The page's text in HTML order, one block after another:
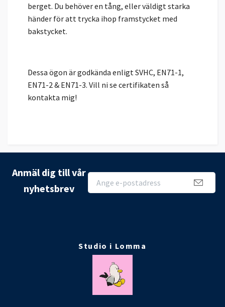
berget. Du behöver en tång, eller väldigt starka
händer för att trycka ihop framstycket med
bakstycket.
Dessa ögon är godkända enligt SVHC, EN71-1,
EN71-2 & EN71-3. Vill ni se certifikaten så
kontakta mig!
Anmäl dig till vår
nyhetsbrev
Studio i Lomma